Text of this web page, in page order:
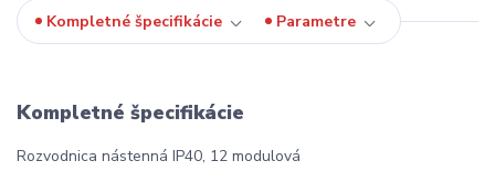
Kompletné špecifikácie Parametre
Kompletné špecifikácie
Rozvodnica nástenná IP40, 12 modulová